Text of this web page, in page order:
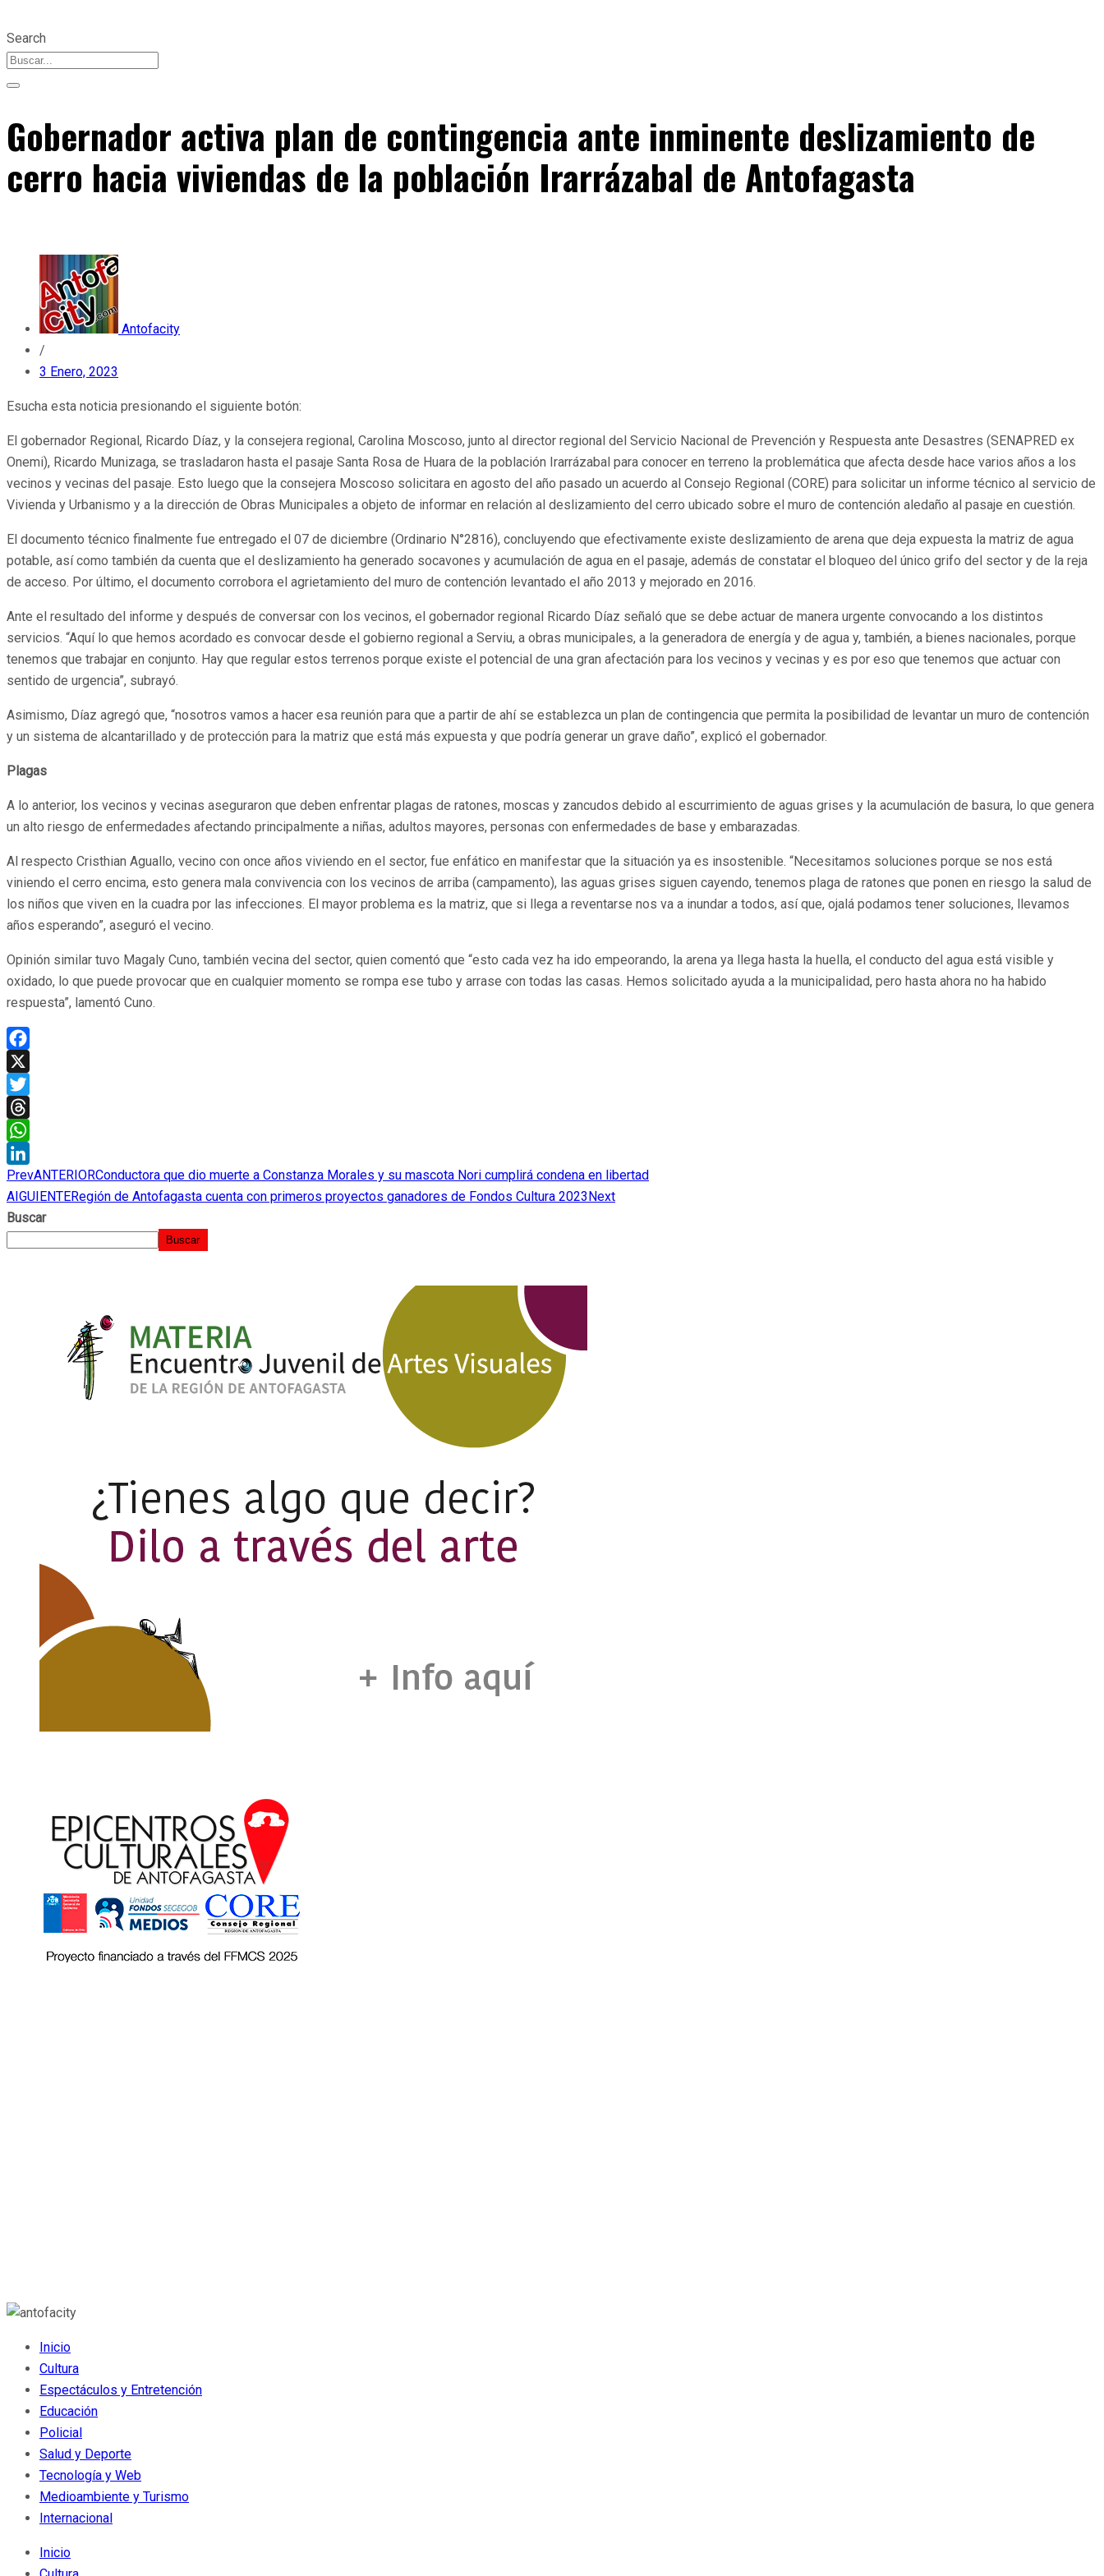
Search
Gobernador activa plan de contingencia ante inminente deslizamiento de
cerro hacia viviendas de la población Irarrázabal de Antofagasta
Antofacity
/
3 Enero, 2023
Esucha esta noticia presionando el siguiente botón:
El gobernador Regional, Ricardo Díaz, y la consejera regional, Carolina Moscoso, junto al director regional del Servicio Nacional de Prevención y Respuesta ante Desastres (SENAPRED ex
Onemi), Ricardo Munizaga, se trasladaron hasta el pasaje Santa Rosa de Huara de la población Irarrázabal para conocer en terreno la problemática que afecta desde hace varios años a los
vecinos y vecinas del pasaje. Esto luego que la consejera Moscoso solicitara en agosto del año pasado un acuerdo al Consejo Regional (CORE) para solicitar un informe técnico al servicio de
Vivienda y Urbanismo y a la dirección de Obras Municipales a objeto de informar en relación al deslizamiento del cerro ubicado sobre el muro de contención aledaño al pasaje en cuestión.
El documento técnico finalmente fue entregado el 07 de diciembre (Ordinario N°2816), concluyendo que efectivamente existe deslizamiento de arena que deja expuesta la matriz de agua
potable, así como también da cuenta que el deslizamiento ha generado socavones y acumulación de agua en el pasaje, además de constatar el bloqueo del único grifo del sector y de la reja
de acceso. Por último, el documento corrobora el agrietamiento del muro de contención levantado el año 2013 y mejorado en 2016.
Ante el resultado del informe y después de conversar con los vecinos, el gobernador regional Ricardo Díaz señaló que se debe actuar de manera urgente convocando a los distintos
servicios. “Aquí lo que hemos acordado es convocar desde el gobierno regional a Serviu, a obras municipales, a la generadora de energía y de agua y, también, a bienes nacionales, porque
tenemos que trabajar en conjunto. Hay que regular estos terrenos porque existe el potencial de una gran afectación para los vecinos y vecinas y es por eso que tenemos que actuar con
sentido de urgencia”, subrayó.
Asimismo, Díaz agregó que, “nosotros vamos a hacer esa reunión para que a partir de ahí se establezca un plan de contingencia que permita la posibilidad de levantar un muro de contención
y un sistema de alcantarillado y de protección para la matriz que está más expuesta y que podría generar un grave daño”, explicó el gobernador.
Plagas
A lo anterior, los vecinos y vecinas aseguraron que deben enfrentar plagas de ratones, moscas y zancudos debido al escurrimiento de aguas grises y la acumulación de basura, lo que genera
un alto riesgo de enfermedades afectando principalmente a niñas, adultos mayores, personas con enfermedades de base y embarazadas.
Al respecto Cristhian Aguallo, vecino con once años viviendo en el sector, fue enfático en manifestar que la situación ya es insostenible. “Necesitamos soluciones porque se nos está
viniendo el cerro encima, esto genera mala convivencia con los vecinos de arriba (campamento), las aguas grises siguen cayendo, tenemos plaga de ratones que ponen en riesgo la salud de
los niños que viven en la cuadra por las infecciones. El mayor problema es la matriz, que si llega a reventarse nos va a inundar a todos, así que, ojalá podamos tener soluciones, llevamos
años esperando”, aseguró el vecino.
Opinión similar tuvo Magaly Cuno, también vecina del sector, quien comentó que “esto cada vez ha ido empeorando, la arena ya llega hasta la huella, el conducto del agua está visible y
oxidado, lo que puede provocar que en cualquier momento se rompa ese tubo y arrase con todas las casas. Hemos solicitado ayuda a la municipalidad, pero hasta ahora no ha habido
respuesta”, lamentó Cuno.
Facebook
X
Twitter
Threads
WhatsApp
LinkedIn
PrevANTERIORConductora que dio muerte a Constanza Morales y su mascota Nori cumplirá condena en libertad
AIGUIENTERegión de Antofagasta cuenta con primeros proyectos ganadores de Fondos Cultura 2023 Next
Buscar
Buscar
Inicio
Cultura
Espectáculos y Entretención
Educación
Policial
Salud y Deporte
Tecnología y Web
Medioambiente y Turismo
Internacional
Inicio